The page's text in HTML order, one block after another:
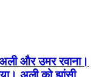
और उमर रवाना।